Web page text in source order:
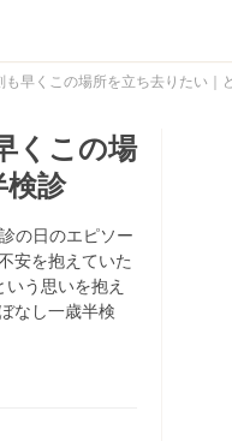
早くこの場所を立ち去りたい｜
くこの場
診
の日のエピソー
安を抱えていた
う思いを抱え
なし一歳半検